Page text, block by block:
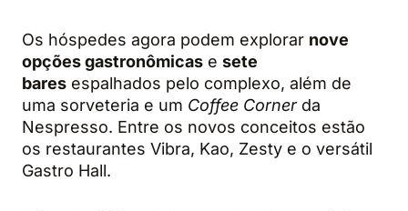
Os hóspedes agora podem explorar nove
opções gastronômicas e sete
bares espalhados pelo complexo, além de
uma sorveteria e um Coffee Cornerda
Nespresso. Entre os novos conceitos estão
os restaurantes Vibra, Kao, Zesty e o versátil
Gastro Hall.